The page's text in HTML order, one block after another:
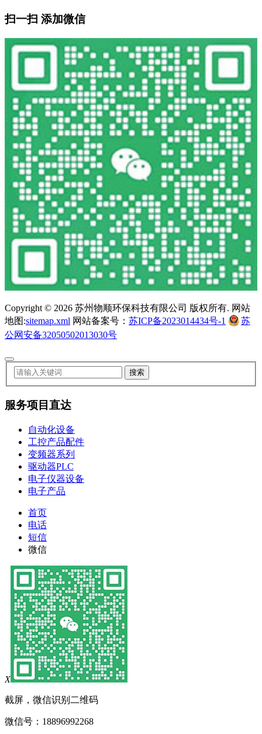
扫一扫 添加微信
Copyright © 2026 苏州物顺环保科技有限公司 版权所有. 网站
地图:sitemap.xml 网站备案号： 苏ICP备2023014434号-1
苏
公网安备32050502013030号
服务项目直达
自动化设备
工控产品配件
变频器系列
驱动器PLC
电子仪器设备
电子产品
首页
电话
短信
微信
X
截屏，微信识别二维码
微信号： 18896992268